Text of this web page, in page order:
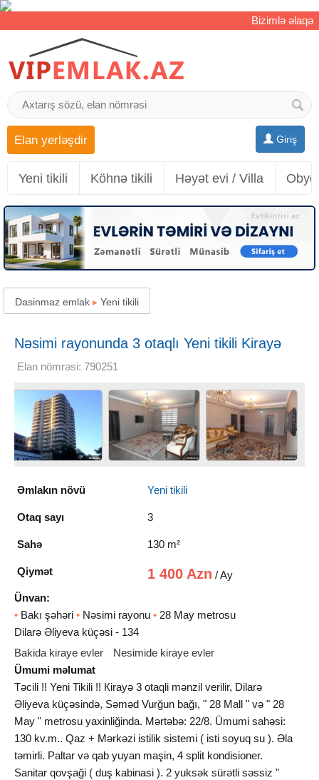
Bizimlə əlaqə
Giriş
Elan yerləşdir
Yeni tikili Köhnə tikili Həyət evi / Villa
Dasinmaz emlak ▸ Yeni tikili
Nəsimi rayonunda 3 otaqlı Yeni tikili Kirayə
verilir, 130 m²
Elan nömrəsi: 790251
Əmlakın növü Yeni tikili
Otaq sayı 3
Sahə 130 m²
Qiymət 1 400 Azn / Ay
Ünvan:
• Bakı şəhəri • Nəsimi rayonu • 28 May metrosu
Dilarə Əliyeva küçəsi - 134
Bakida kiraye evler
Nesimide kiraye evler
Ümumi məlumat
Təcili !! Yeni Tikili !! Кirayə 3 otaqli mənzil verilir, Dilarə
Əliyeva küçəsində, Səməd Vurğun bağı, " 28 Mall " və " 28
May " metrosu yaxinliğinda. Mərtəbə: 22/8. Ümumi sahəsi:
130 kv.m.. Qaz + Mərkəzi istilik sistemi ( isti soyuq su ). Əla
təmirli. Paltar və qab yuyan maşin, 4 split kondisioner.
Sanitar qovşaği ( duş kabinasi ). 2 yuksək sürətli səssiz "